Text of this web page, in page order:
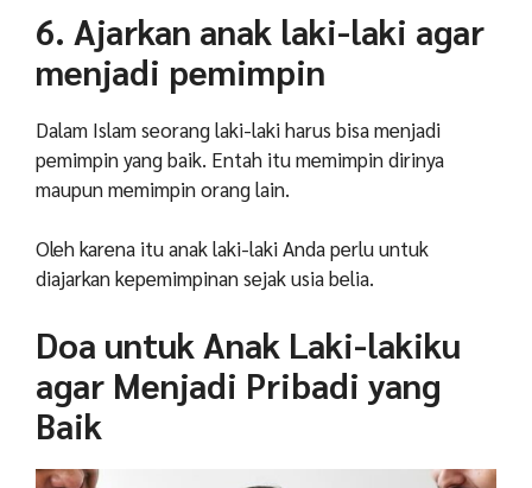
6. Ajarkan anak laki-laki agar
menjadi pemimpin
Dalam Islam seorang laki-laki harus bisa menjadi
pemimpin yang baik. Entah itu memimpin dirinya
maupun memimpin orang lain.
Oleh karena itu anak laki-laki Anda perlu untuk
diajarkan kepemimpinan sejak usia belia.
Doa untuk Anak Laki-lakiku
agar Menjadi Pribadi yang
Baik